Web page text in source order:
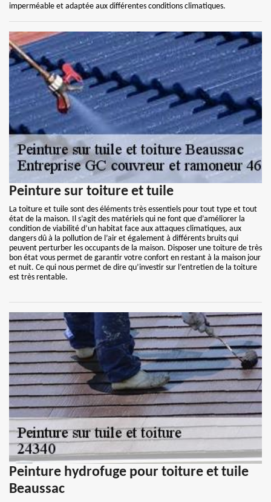
imperméable et adaptée aux différentes conditions climatiques.
Peinture sur toiture et tuile
La toiture et tuile sont des éléments très essentiels pour tout type et tout
état de la maison. Il s’agit des matériels qui ne font que d’améliorer la
condition de viabilité d’un habitat face aux attaques climatiques, aux
dangers dû à la pollution de l’air et également à différents bruits qui
peuvent perturber les occupants de la maison. Disposer une toiture de très
bon état vous permet de garantir votre confort en restant à la maison jour
et nuit. Ce qui nous permet de dire qu’investir sur l’entretien de la toiture
est très rentable.
Peinture hydrofuge pour toiture et tuile
Beaussac